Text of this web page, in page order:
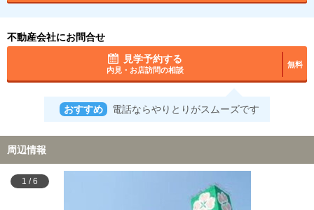
不動産会社にお問合せ
見学予約する
内見・お店訪問の相談
無料
おすすめ 電話ならやりとりがスムーズです
周辺情報
1 / 6